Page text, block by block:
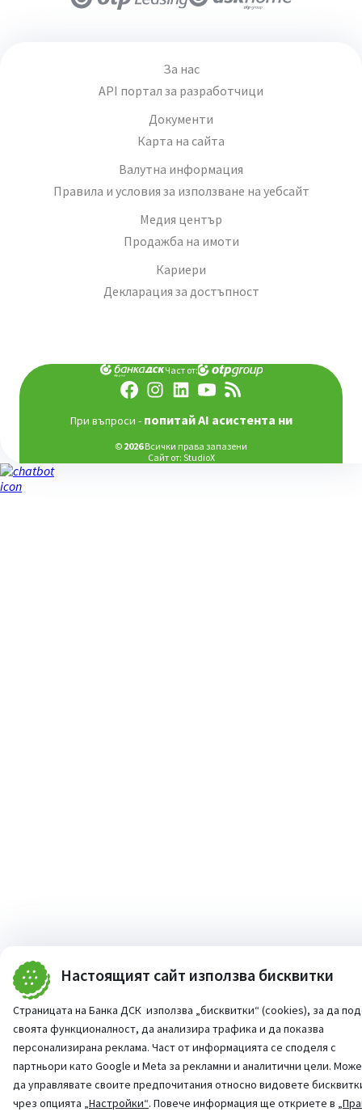
Настоящият сайт използва бисквитки
Страницата на Банка ДСК използва „бисквитки“ (cookies), за да
своята функционалност, да анализира трафика и да показва
персонализирана реклама. Част от информацията се споделя с
партньори като Google и Meta за рекламни и аналитични цели.
да управлявате своите предпочитания относно видовете
чрез опцията „Настройки“. Повече информация ще откриете в
За нас
API портал за разработчици
Документи
Карта на сайта
Валутна информация
Правила и условия за използване на уебсайт
Медия център
Продажба на имоти
Кариери
Декларация за достъпност
Част от:
При въпроси - попитай AI асистента ни
© 2026Всички права запазени
Сайт от: StudioX